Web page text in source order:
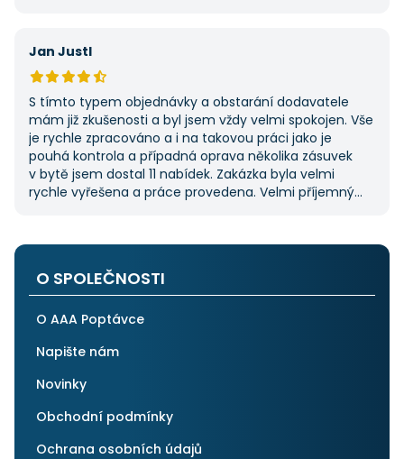
Jan Justl
S tímto typem objednávky a obstarání dodavatele
mám již zkušenosti a byl jsem vždy velmi spokojen. Vše
je rychle zpracováno a i na takovou práci jako je
pouhá kontrola a případná oprava několika zásuvek
v bytě jsem dostal 11 nabídek. Zakázka byla velmi
rychle vyřešena a práce provedena. Velmi příjemný
po všech stránkách plně spolehnout.
O SPOLEČNOSTI
O AAA Poptávce
Napište nám
Novinky
Obchodní podmínky
Ochrana osobních údajů